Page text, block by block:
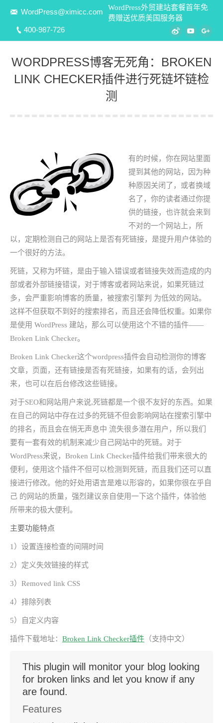
WordPress@ximicc.com
400-987-726
WordPress外贸建站套餐首年免
费赠送优质美国服务器
WeiboYouTube
WORDPRESS博客无死角：BROKEN
LINK CHECKER插件进行死链坏链检
测
有的时候，你在网站里面
提到其他的网站，因为种
种原因关闭了，或者换域
名了，你的读者通过你提
供的链接，也许就会来到
不对的一个网站上，所
以，定期检测自己的网站上是否有死链接，是提升用户体验的
一个很好的方法。
死链，又称为坏链，是由于输入错误或者链接失效而造成的内
部或者外部链接错误，对于博客或者网站来说，如果死链过
多，会严重影响博客的质量，被搜索引擎判 为低效的网站。
这样不但获取不到好的搜索排名，而且还会降低权重。如果你
是使用 WordPress 建站，那么可以使用这个不错的插件——
Broken Link Checker。
Broken Link Checker这个wordpress插件会自动检测你的博客
文章，页面，还有链接是否有死链接，如果有的话，会列出
来，也可以在后台修改这些链接。
对于SEO和网站用户来说,死链都是一个很不友好的东西。如果
在自己的网站中存在过多的死链不但会影响网站在搜索引擎中
的排名，而且会在悄无声息中 流失很多潜在用户，所以我们
要有一套有效的机制来减少自己网站中的死链。对于
WordPress来说，Broken Link Checker插件给我们带来很大的
便利，使用这个插件不但可以检测到死链，而且我们还可以直
接进行修改。他的好处用语言是难以形容的，如果你很在乎自
己 的网站的质量，强烈建议亲自使用一下这个插件，体验他
所带来的极大便利。
主要功能特点
1）设置连接检查的间隔时间
2）定义失效链接的样式
3）Removed link CSS
4）排除列表
5）自定义内容
插件下载地址： Broken Link Checker插件 （支持中文）
This plugin will monitor your blog looking
for broken links and let you know if any
are found.
Features